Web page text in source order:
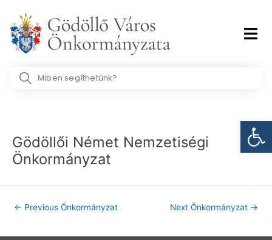
content
Search
Gödöllői Német Nemzetiségi
Önkormányzat
← Previous Önkormányzat Next Önkormányzat →